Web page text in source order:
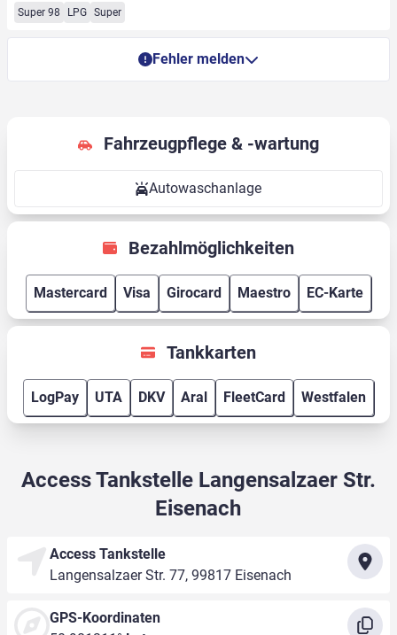
Super 98 LPG Super
Fehler melden
Fahrzeugpflege & -wartung
Autowaschanlage
Bezahlmöglichkeiten
Mastercard Visa Girocard Maestro EC-Karte
Tankkarten
LogPay UTA DKV Aral FleetCard Westfalen
Access Tankstelle Langensalzaer Str.
Eisenach
Access Tankstelle
Langensalzaer Str. 77, 99817 Eisenach
GPS-Koordinaten